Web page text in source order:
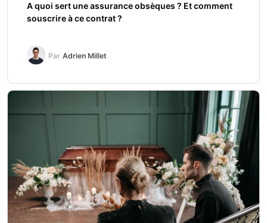
A quoi sert une assurance obsèques ? Et comment
souscrire à ce contrat ?
Par Adrien Millet